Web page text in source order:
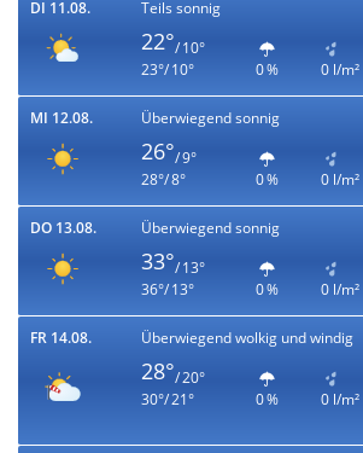
DI 11.08. Teils sonnig
22°/ 10°
23°/ 10°
0 % 0 l/m²
MI 12.08. Überwiegend sonnig
26°/ 9°
28°/ 8°
0 % 0 l/m²
DO 13.08. Überwiegend sonnig
33°/ 13°
36°/ 13°
0 % 0 l/m²
FR 14.08. Überwiegend wolkig und windig
28°/ 20°
30°/ 21°
0 % 0 l/m²